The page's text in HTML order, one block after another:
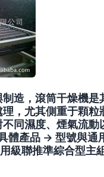
造，滾筒干燥機
，尤其側重于顆
同濕度、煙氣流
產品 -> 型號與
級聯推準綜合型主